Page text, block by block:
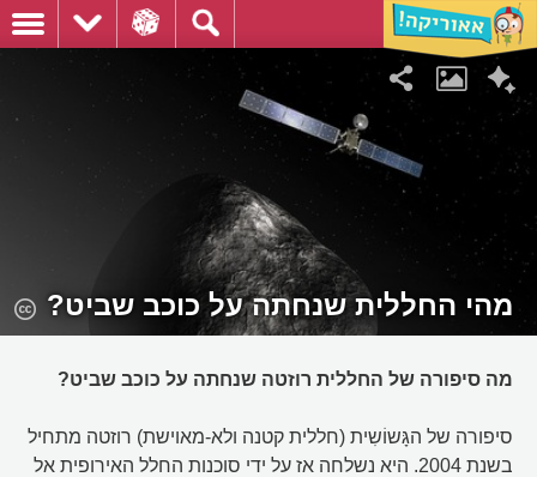
מהי החללית שנחתה על כוכב שביט?
מה סיפורה של החללית רוזטה שנחתה על כוכב שביט?
סיפורה של הגָּשוֹשִית (חללית קטנה ולא-מאוישת) רוזטה מתחיל
בשנת 2004. היא נשלחה אז על ידי סוכנות החלל האירופית אל